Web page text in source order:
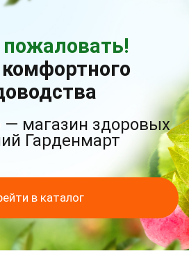
магазин здоровых
Гарденмарт
в каталог